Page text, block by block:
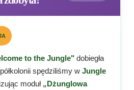
to the Jungle" dobiegła
spędziliśmy w Jungle
moduł „Dżunglowa